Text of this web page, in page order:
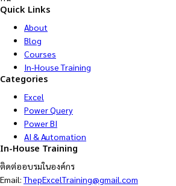
Quick Links
About
Blog
Courses
In-House Training
Categories
Excel
Power Query
Power BI
AI & Automation
In-House Training
ติดต่ออบรมในองค์กร
Email:ThepExcelTraining@gmail.com